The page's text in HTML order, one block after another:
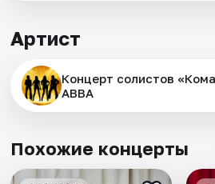
Артист
Концерт солистов
АВВА
Похожие концерты